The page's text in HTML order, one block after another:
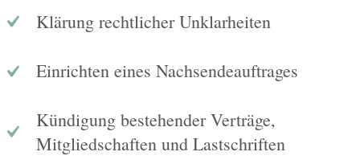
Klärung rechtlicher Unklarheiten
Einrichten eines Nachsendeauftrages
Kündigung bestehender Verträge,
Mitgliedschaften und Lastschriften